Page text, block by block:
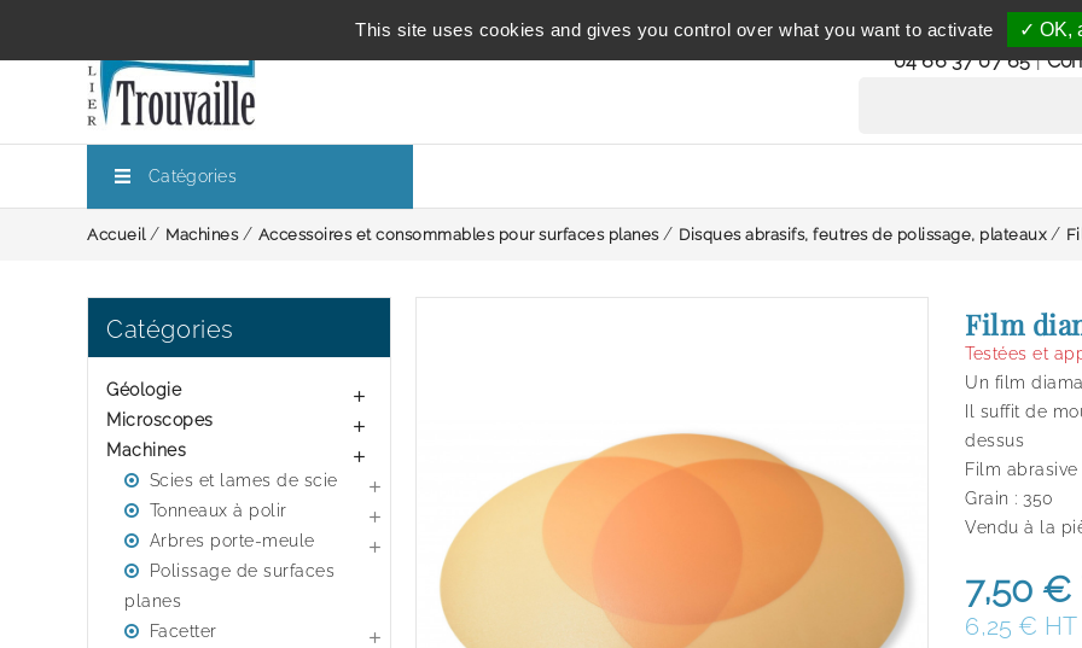
Service clientèle
du lundi au vendredi
04 66 37 07 65|
Catégories
Accueil Machines Accessoires et consommables pour surfaces planes Disques abrasifs, feutres de polissage, plateaux
Catégories
Géologie 
Microscopes 
Machines 
Scies et lames de scie 
Tonneaux à polir 
Arbres porte-meule 
Polissage de surfaces
planes
Facetter

Film
Testées et
Un film
Il suffit de
dessus
Film
Grain : 350
Vendu à la
7,50 €
6,25 € HT
This site uses cookies and gives you control over what you want to activate ✓ OK,